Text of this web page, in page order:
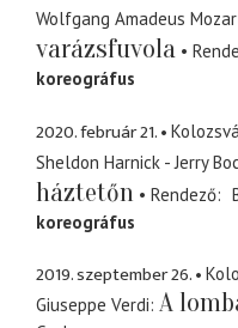
Wolfgang Amadeus
varázsfuvola
koreográfus
2020. február 21.
Sheldon Harnick - Jerry
háztetőn
Rendező
koreográfus
2019. szeptember 26.
Giuseppe Verdi A